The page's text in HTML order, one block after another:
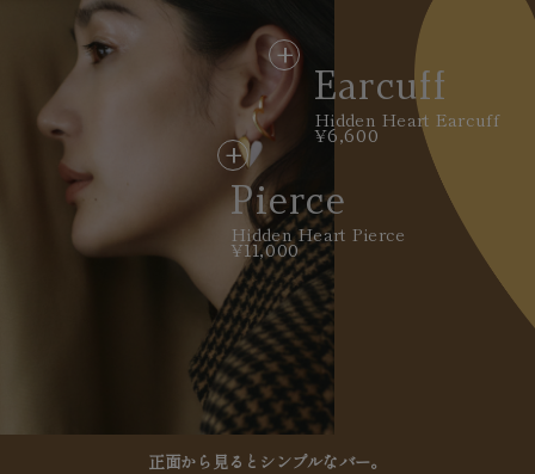
Earcuff
Hidden Heart Earcuff
¥6,600
Pierce
Hidden Heart Pierce
¥11,000
正面から見るとシンプルなバー。